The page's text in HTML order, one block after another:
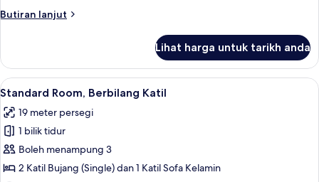
Ratu
Butiran lanjut
Butiran
Room,
Katil
(Queen)
Lihat harga untuk tarikh anda
Lihat
semua
foto
untuk
Standard
Room,
Meja, kalis bunyi, seterika/papan
8
Standard Room, Berbilang Katil
19 meter persegi
1 bilik tidur
Boleh menampung 3
2 Katil Bujang (Single) dan 1 Katil Sofa Kelamin